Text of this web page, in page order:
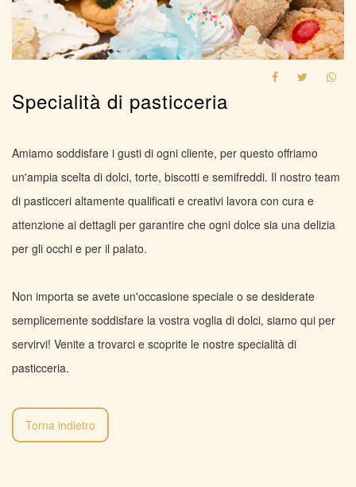
Specialità di pasticceria
Amiamo soddisfare i gusti di ogni cliente, per questo offriamo
un'ampia scelta di dolci, torte, biscotti e semifreddi. Il nostro team
di pasticceri altamente qualificati e creativi lavora con cura e
attenzione ai dettagli per garantire che ogni dolce sia una delizia
per gli occhi e per il palato.
Non importa se avete un'occasione speciale o se desiderate
semplicemente soddisfare la vostra voglia di dolci, siamo qui per
servirvi! Venite a trovarci e scoprite le nostre specialità di
pasticceria.
Torna indietro